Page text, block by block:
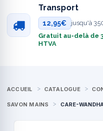
Transport
12,95€
jusqu'à
Gratuit au-delà de
HTVA
ACCUEIL CATALOGUE
SAVON MAINS CARE-